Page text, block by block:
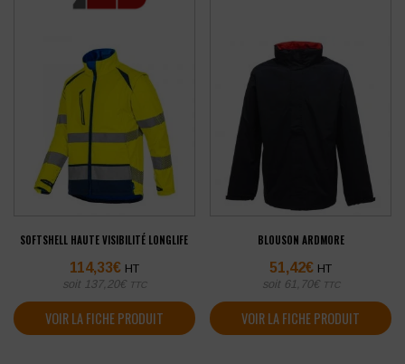
SOFTSHELL HAUTE VISIBILITÉ LONGLIFE
114,33€ HT
soit 137,20€ TTC
VOIR LA FICHE PRODUIT
BLOUSON ARDMORE
51,42€ HT
soit 61,70€ TTC
VOIR LA FICHE PRODUIT